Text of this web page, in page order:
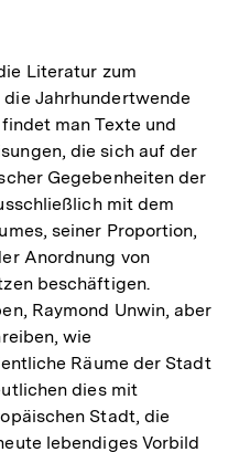
Literatur zum
Jahrhundertwende
man Texte und
die sich auf der
Gegebenheiten der
mit dem
seiner Proportion,
Anordnung von
beschäftigen.
Raymond Unwin, aber
wie
Räume der Stadt
dies mit
Stadt, die
lebendiges Vorbild